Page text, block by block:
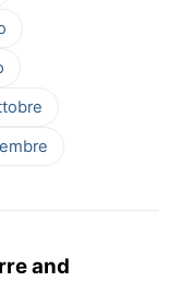
and